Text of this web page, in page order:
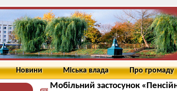
Новини Міська влада Про громаду
Мобільний застосунок